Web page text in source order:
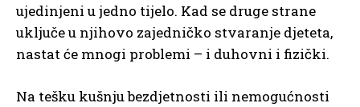
ujedinjeni u jedno tijelo. Kad se druge strane
uključe u njihovo zajedničko stvaranje djeteta,
nastat će mnogi problemi – i duhovni i fizički.
Na tešku kušnju bezdjetnosti ili nemogućnosti